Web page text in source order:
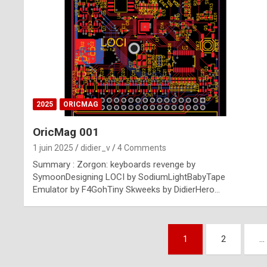
2025 ORICMAG
OricMag 001
1 juin 2025 didier_v 4 Comments
Summary : Zorgon: keyboards revenge by
SymoonDesigning LOCI by SodiumLightBabyTape
Emulator by F4GohTiny Skweeks by DidierHero…
1 2 …